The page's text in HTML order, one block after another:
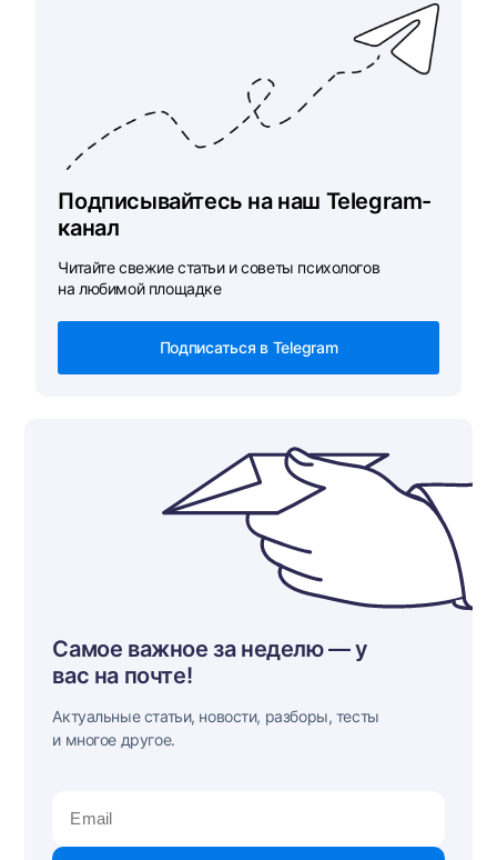
Подписывайтесь на наш Telegram-
канал
Читайте свежие статьи и советы психологов
на любимой площадке
Подписаться в Telegram
Самое важное за неделю — у
вас на почте!
Актуальные статьи, новости, разборы, тесты
и многое другое.